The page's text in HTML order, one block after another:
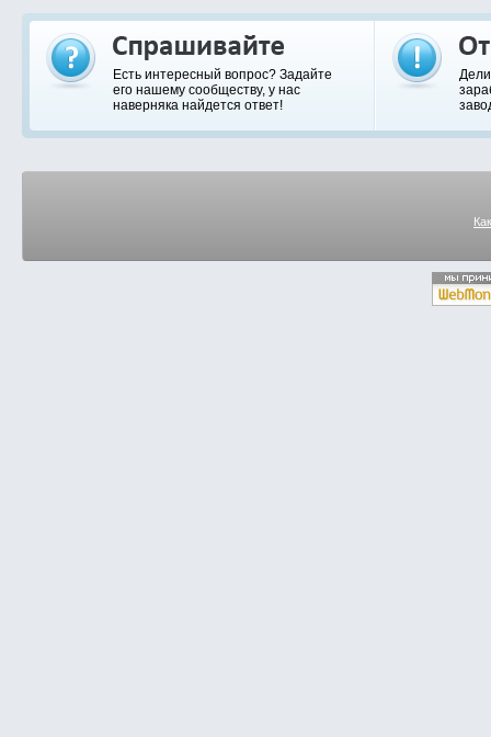
Есть интересный вопрос? Задайте
его нашему сообществу, у нас
наверняка найдется ответ!